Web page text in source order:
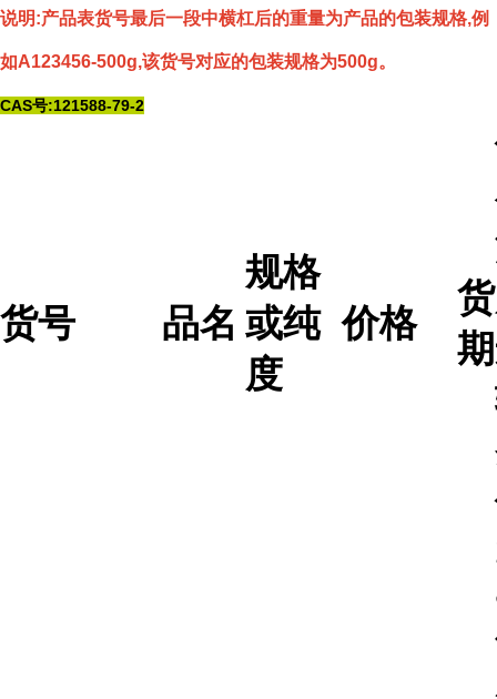
说明:产品表货号最后一段中横杠后的重量为产品的包装规格,例
如A123456-500g,该货号对应的包装规格为500g。
CAS号:121588-79-2
货号 品名
规格
或纯
度
价格
货
期